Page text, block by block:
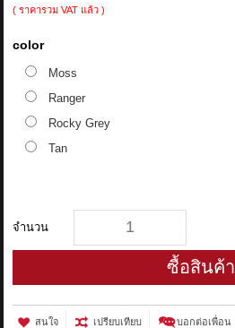
( ราคารวม VAT แล้ว )
color
Moss
Ranger
Rocky Grey
Tan
จำนวน
ซื้อสินค้า
สนใจ เปรียบเทียบ บอกต่อเพื่อน